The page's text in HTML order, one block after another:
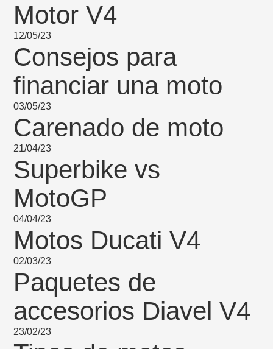
Motor V4
12/05/23
Consejos para
financiar una moto
03/05/23
Carenado de moto
21/04/23
Superbike vs
MotoGP
04/04/23
Motos Ducati V4
02/03/23
Paquetes de
accesorios Diavel V4
23/02/23